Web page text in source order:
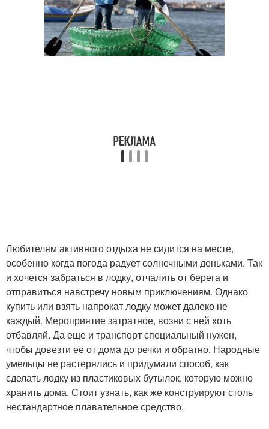
Любителям активного отдыха не сидится на месте,
особенно когда погода радует солнечными деньками. Так
и хочется забраться в лодку, отчалить от берега и
отправиться навстречу новым приключениям. Однако
купить или взять напрокат лодку может далеко не
каждый. Мероприятие затратное, возни с ней хоть
отбавляй. Да еще и транспорт специальный нужен,
чтобы довезти ее от дома до речки и обратно. Народные
умельцы не растерялись и придумали способ, как
сделать лодку из пластиковых бутылок, которую можно
хранить дома. Стоит узнать, как же конструируют столь
нестандартное плавательное средство.